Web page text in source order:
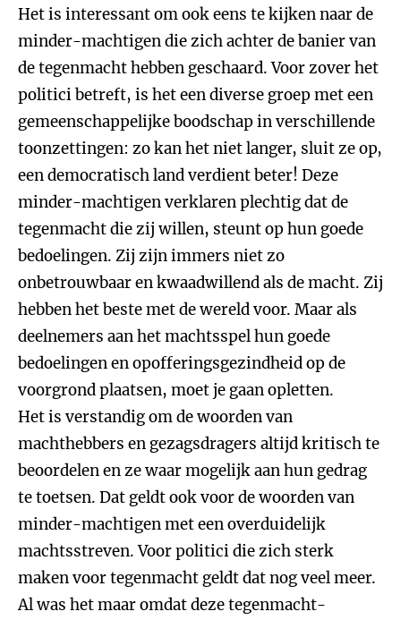
Het is interessant om ook eens te kijken naar de
minder-machtigen die zich achter de banier van
de tegenmacht hebben geschaard. Voor zover het
politici betreft, is het een diverse groep met een
gemeenschappelijke boodschap in verschillende
toonzettingen: zo kan het niet langer, sluit ze op,
een democratisch land verdient beter! Deze
minder-machtigen verklaren plechtig dat de
tegenmacht die zij willen, steunt op hun goede
bedoelingen. Zij zijn immers niet zo
onbetrouwbaar en kwaadwillend als de macht. Zij
hebben het beste met de wereld voor. Maar als
deelnemers aan het machtsspel hun goede
bedoelingen en opofferingsgezindheid op de
voorgrond plaatsen, moet je gaan opletten.
Het is verstandig om de woorden van
machthebbers en gezagsdragers altijd kritisch te
beoordelen en ze waar mogelijk aan hun gedrag
te toetsen. Dat geldt ook voor de woorden van
minder-machtigen met een overduidelijk
machtsstreven. Voor politici die zich sterk
maken voor tegenmacht geldt dat nog veel meer.
Al was het maar omdat deze tegenmacht-